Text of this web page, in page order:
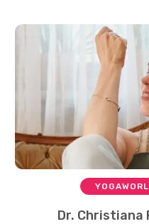
Dr. Christiana